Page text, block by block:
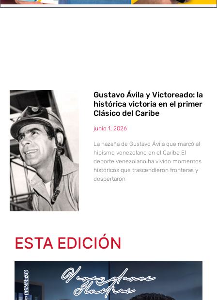
Gustavo Ávila y Victoreado: la
histórica victoria en el primer
Clásico del Caribe
junio 1, 2026
La hazaña de Gustavo Ávila que marcó al
hipismo venezolano en el Caribe El
deporte venezolano ha vivido momentos
históricos que trascendieron fronteras y
despertaron
ESTA EDICIÓN